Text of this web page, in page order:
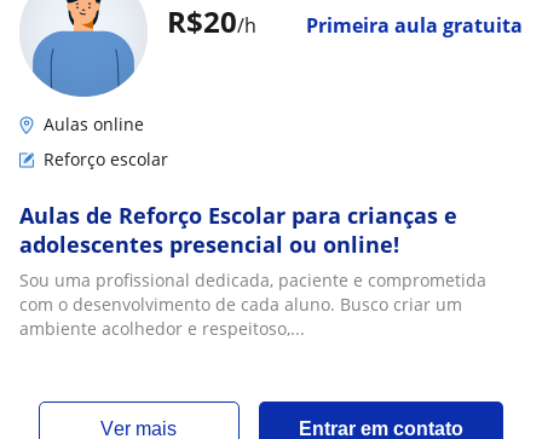
R$20/h Primeira aula gratuita
Aulas online
Reforço escolar
Aulas de Reforço Escolar para crianças e
adolescentes presencial ou online!
Sou uma profissional dedicada, paciente e comprometida
com o desenvolvimento de cada aluno. Busco criar um
ambiente acolhedor e respeitoso,...
ver mais Entrar em contato